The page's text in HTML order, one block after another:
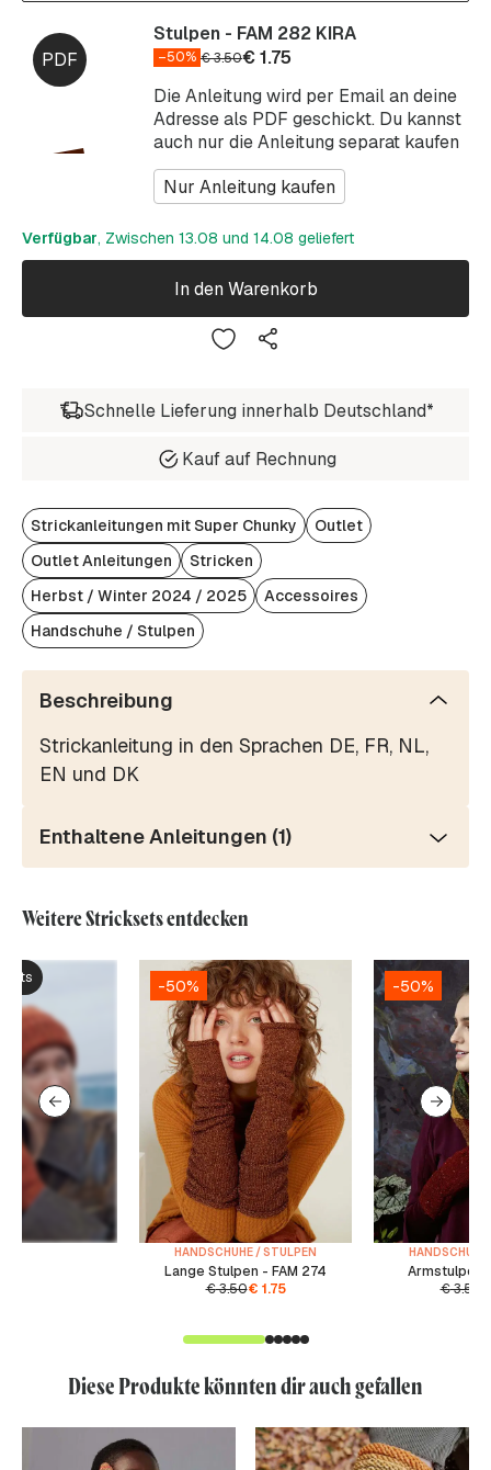
Die Anleitung wird per Email an deine
Adresse als PDF geschickt. Du kannst
auch nur die Anleitung separat kaufen
Nur Anleitung kaufen
Stulpen - FAM 282 KIRA
–50% €3.50€1.75
Verfügbar, Zwischen 13.08 und 14.08 geliefert
In den Warenkorb
Schnelle Lieferung innerhalb Deutschland*
Kauf auf Rechnung
Strickanleitungen mit Super Chunky
Outlet
Outlet Anleitungen
Stricken
Herbst / Winter 2024 / 2025
Accessoires
Handschuhe / Stulpen
Beschreibung
Strickanleitung in den Sprachen DE, FR, NL,
EN und DK
Enthaltene Anleitungen (1)
Weitere Stricksets entdecken
-50%
HANDSCHUHE / STULPEN
Lange Stulpen - FAM 274
€3.50€ 1.75
-50%
Armstulpen
€3.50
Diese Produkte könnten dir auch gefallen